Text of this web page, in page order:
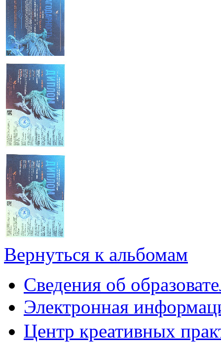
Вернуться к альбомам
Сведения об
Электронная
Центр креативных